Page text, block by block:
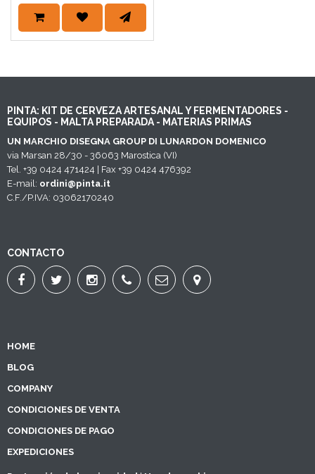
PINTA: KIT DE CERVEZA ARTESANAL Y FERMENTADORES -
EQUIPOS - MALTA PREPARADA - MATERIAS PRIMAS
UN MARCHIO DISEGNA GROUP DI LUNARDON DOMENICO
via Marsan 28/30 - 36063 Marostica (VI)
Tel. +39 0424 471424 | Fax +39 0424 476392
E-mail: ordini@pinta.it
C.F./P.IVA: 03062170240
CONTACTO
HOME
BLOG
COMPANY
CONDICIONES DE VENTA
CONDICIONES DE PAGO
EXPEDICIONES